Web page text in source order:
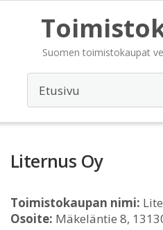
Suomen toimistokaupat
Liternus Oy
Toimistokaupan nimi:
Osoite: Mäkeläntie 8,